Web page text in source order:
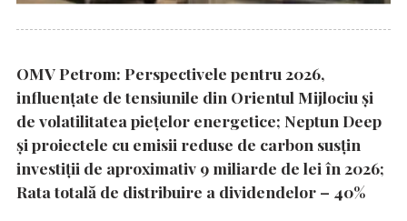
OMV Petrom: Perspectivele pentru 2026,
influențate de tensiunile din Orientul Mijlociu și
de volatilitatea piețelor energetice; Neptun Deep
și proiectele cu emisii reduse de carbon susțin
investiții de aproximativ 9 miliarde de lei în 2026;
Rata totală de distribuire a dividendelor – 40%